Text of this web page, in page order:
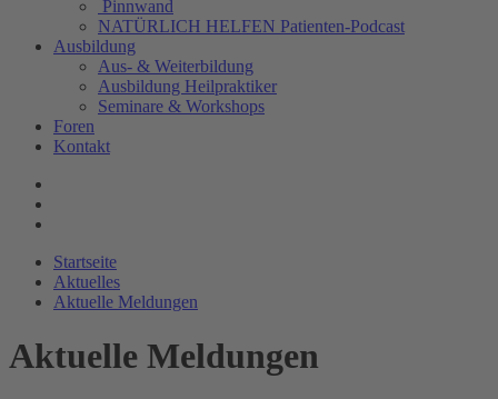
Pinnwand
NATÜRLICH HELFEN Patienten-Podcast
Ausbildung
Aus- & Weiterbildung
Ausbildung Heilpraktiker
Seminare & Workshops
Foren
Kontakt
Startseite
Aktuelles
Aktuelle Meldungen
Aktuelle Meldungen